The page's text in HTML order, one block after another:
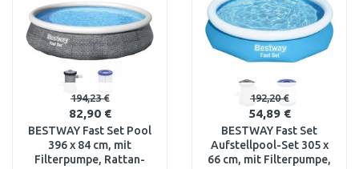
194,23 €
82,90 €
BESTWAY Fast Set Pool
396 x 84 cm, mit
Filterpumpe, Rattan-
192,20 €
54,89 €
BESTWAY Fast Set
Aufstellpool-Set 305 x
66 cm, mit Filterpumpe,